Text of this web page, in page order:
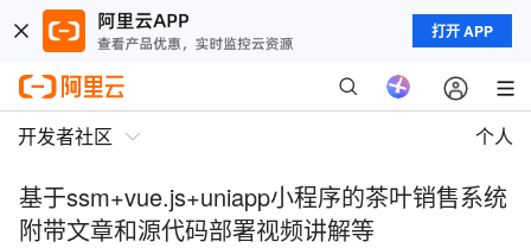
打开 APP
开发者社区 个人
基于ssm+vue.js+uniapp小程序的茶叶销售系统
附带文章和源代码部署视频讲解等